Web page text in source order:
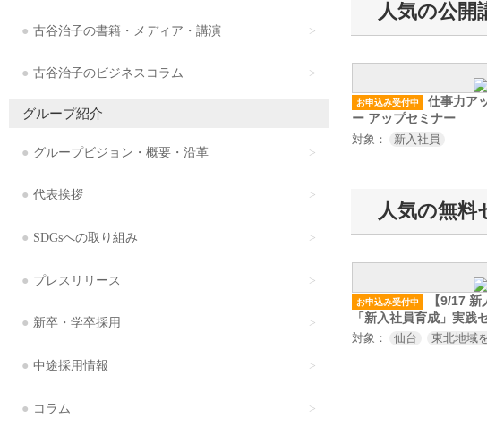
古谷治子の書籍・メディア・講演
古谷治子のビジネスコラム
グループ紹介
グループビジョン・概要・沿革
代表挨拶
SDGsへの取り組み
プレスリリース
新卒・学卒採用
中途採用情報
コラム
人気の公開
お申込み受付中
仕事力ア
ー アップセミナー
対象： 新入社員
人気の無料
お申込み受付中
【9/17
「新入社員育成」実践
人基礎力実践研修」体
対象： 仙台 東北地域